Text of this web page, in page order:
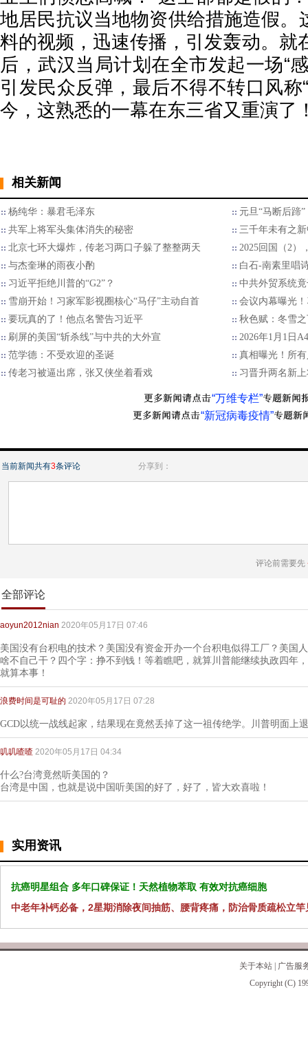
地居民抗议当地物资供给措施造假。
料的视频，迅速传播，引发轰动。就
后，武汉当局计划在全市发起一场“
引发民众反弹，最后不得不转口风称
今，这熟悉的一幕在东三省又重演了
相关新闻
杨纯华：暴君毛泽东
元旦“马断后蹄
共军上将军头集体消失的秘密
三千年未有之
北京七环大爆炸，传老习两口子躲了整整两天
2025回国（2）
与杰奎琳的雨夜小酌
白石-南素里唱
习近平拒绝川普的“G2”？
中共外贸系统
雪崩开始！习家军影视圈核心“马仔”主动自首
会议内幕曝光
要玩真的了！他点名警告习近平
秋色赋：冬雪
刷屏的美国“斩杀线”与中共的大外宣
2026年1月1日
范学德：不受欢迎的圣诞
真相曝光！所
传老习被逼出席，张又侠坐着看戏
习晋升两名新
“万维专栏”
“新冠病毒疫情”
当前新闻共有3条评论 分享到：
评论前需要先
全部评论
aoyun2012nian 2020年05月17日 07:46
美国没有台积电的技术？美国没有资金开办一个台积电似得工厂？美国
啥不自己干？四个字：挣不到钱！等着瞧吧，就算川普能继续执政四年
就算本事！
浪费时间是可耻的 2020年05月17日 07:28
GCD以统一战线起家，结果现在竟然丢掉了这一祖传绝学。川普明面上
叽叽喳喳 2020年05月17日 04:34
什么?台湾竟然听美国的？
台湾是中国，也就是说中国听美国的好了，好了，皆大欢喜啦！
实用资讯
抗癌明星组合 多年口碑保证！天然植物萃取 有效对抗癌细胞
中老年补钙必备，2星期消除夜间抽筋、腰背疼痛，防治骨质疏松立竿
关于本站
广告服
Copyright (C)